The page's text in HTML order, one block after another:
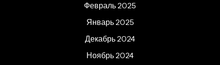
Февраль 2025
Январь 2025
Декабрь 2024
Ноябрь 2024